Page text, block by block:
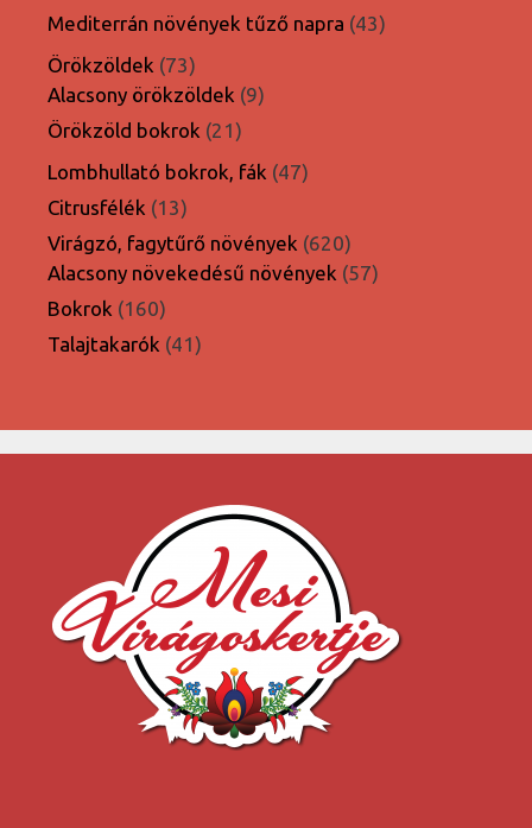
Mediterrán növények tűző napra 4343
Örökzöldek 7373
termék
Alacsony örökzöldek 99
Örökzöld bokrok 2121
termék
Lombhullató bokrok, fák 4747
Citrusfélék 1313
termék
Virágzó, fagytűrő növények 620620
termék
Alacsony növekedésű növények 5757
Bokrok 160160
termék
Talajtakarók 4141